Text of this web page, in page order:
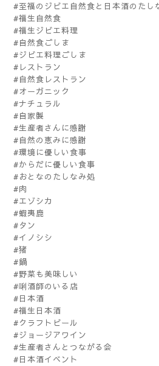
#至福のジビエ自然食と日本酒のたし
#福生自然食
#福生ジビエ料理
#自然食ごしま
#ジビエ料理ごしま
#レストラン
#自然食レストラン
#オーガニック
#ナチュラル
#自家製
#生産者さんに感謝
#自然の恵みに感謝
#環境に優しい食事
#からだに優しい食事
#おとなのたしなみ処
#肉
#エゾシカ
#蝦夷鹿
#タン
#イノシシ
#猪
#鍋
#野菜も美味しい
#唎酒師のいる店
#日本酒
#福生日本酒
#クラフトビール
#ジョージアワイン
#生産者さんとつながる会
#日本酒イベント